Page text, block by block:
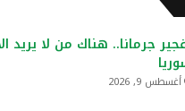
ن
جرمانا.. هناك من لا يريد
أغسطس 9, 2026